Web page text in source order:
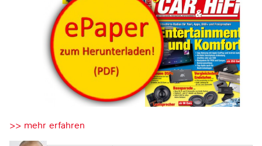
>> mehr erfahren